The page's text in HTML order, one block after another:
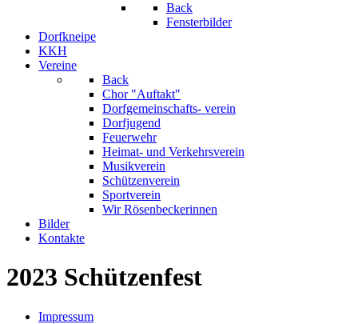
Back
Fensterbilder
Dorfkneipe
KKH
Vereine
Back
Chor "Auftakt"
Dorfgemeinschafts- verein
Dorfjugend
Feuerwehr
Heimat- und Verkehrsverein
Musikverein
Schützenverein
Sportverein
Wir Rösenbeckerinnen
Bilder
Kontakte
2023 Schützenfest
Impressum